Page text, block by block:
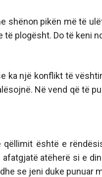
shënon pikën më të
të plogësht. Do të keni
ka një konflikt të
Në vend që të
qëllimit është e
afatgjatë atëherë si e
se jeni duke punuar